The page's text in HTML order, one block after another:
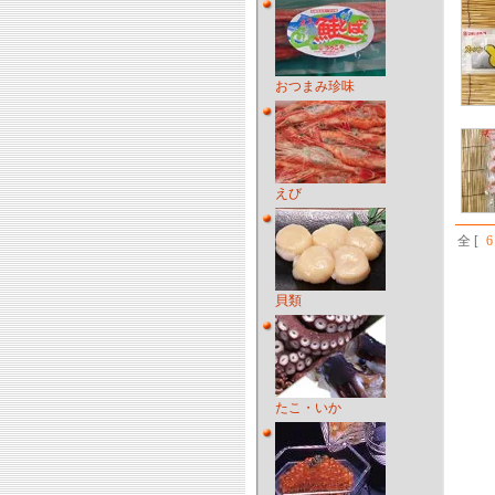
おつまみ珍味
えび
貝類
たこ・いか
全 [ 6